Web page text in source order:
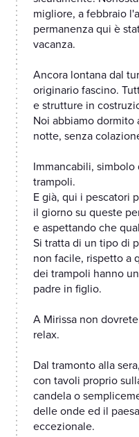
migliore, a febbraio
permanenza qui è
vacanza.
Ancora lontana dal
originario fascino.
e strutture in
Noi abbiamo dormito
notte, senza
Immancabili, simbolo
trampoli.
E già, qui i pescatori
il giorno su queste
e aspettando che
Si tratta di un tipo di
non facile, rispetto a
dei trampoli hanno
padre in figlio.
A Mirissa non
relax.
Dal tramonto alla
con tavoli proprio
candela o
delle onde ed il
eccezionale.